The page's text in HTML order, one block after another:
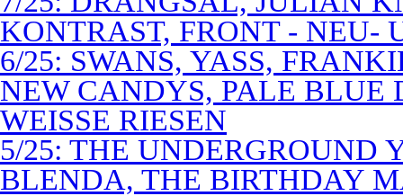
KONTRAST, FRONT - NEU-
6/25: SWANS, YASS,
NEW CANDYS, PALE BLUE
WEISSE RIESEN
5/25: THE UNDERGROUND
BLENDA, THE BIRTHDAY